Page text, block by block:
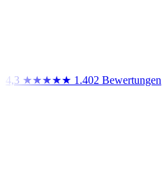
4,3 ★★★★★ 1.402 Bewertungen